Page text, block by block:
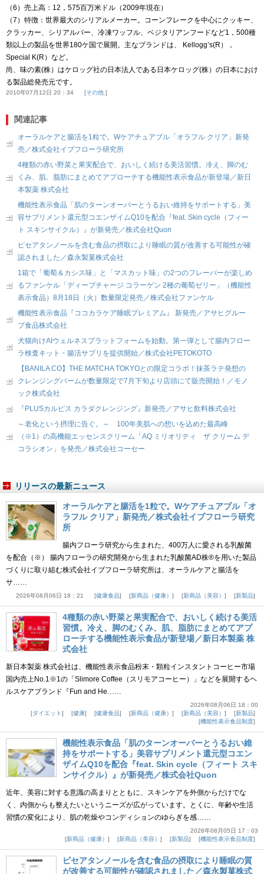
（6）売上高：12，575百万米ドル（2009年現在）
（7）特徴：世界最大のシリアルメーカー。コーンフレークを中心にクッキー、
クラッカー、シリアルバー、冷凍ワッフル、ベジタリアンフードなど1，500種
類以上の製品を世界180ケ国で展開。主なブランドは、 Kellogg’s(R），
Special K(R）など。
尚、味の素(株）はケロッグ社の日本法人である日本ケロッグ(株）の日本におけ
る製品総発売元です。
2010年07月12日 20：34 その他.
関連記事
オーラルケアと腸活を1粒で。Wケアチュアブル「オラフル クリア」新発
売／株式会社イブフローラ研究所
4種類の赤い野菜と果実配合で、おいしく続ける美活習慣。冷え、脚のむ
くみ、肌、脂肪にまとめてアプローチする機能性表示食品が新登場／新日
本製薬 株式会社
機能性表示食品「肌のターンオーバーとうるおい維持をサポートする」美
容サプリメント還元型コエンザイムQ10を配合『feat. Skin cycle（フィー
ト スキンサイクル）』が新発売／株式会社Quon
ピセアタンノールを含む食品の摂取により睡眠の質が改善する可能性が確
認されました／森永製菓株式会社
1箱で「葡萄＆カシス味」と「マスカット味」の2つのフレーバーが楽しめ
るファンケル「ディープチャージ コラーゲン 2種の葡萄ゼリー」（機能性
表示食品）8月18日（火）数量限定発売／株式会社ファンケル
機能性表示食品『ココカラケア睡眠プレミアム』 新発売／アサヒグルー
プ食品株式会社
犬猫向けAIウェルネスプラットフォームを始動。第一弾として腸内フロー
ラ検査キット・腸活サプリを提供開始／株式会社PETOKOTO
【BANILA CO】THE MATCHA TOKYOとの限定コラボ！抹茶ラテ発想の
クレンジングバームが数量限定で7月下旬より店頭にて販売開始！／モノ
ック株式会社
『PLUSカルピス カラダクレンジング』新発売／アサヒ飲料株式会社
～老化という摂理に告ぐ。～ 100年美肌への想いを込めた最高峰
（※1）の高機能エッセンスクリーム「AQ ミリオリティ ザ クリーム デ
コラシオン」を発売／株式会社コーセー
リリースの最新ニュース
オーラルケアと腸活を1粒で。Wケアチュアブル「オ
ラフル クリア」新発売／株式会社イブフローラ研究
所
腸内フローラ研究から生まれた、400万人に愛される乳酸菌
を配合（※） 腸内フローラの研究開発から生まれた乳酸菌AD株®を用いた製品
づくりに取り組む株式会社イブフローラ研究所は、オーラルケアと腸活を
サ……
2026年08月06日 18：21 健康食品 新商品（健康） 新商品（美容） 新製品
4種類の赤い野菜と果実配合で、おいしく続ける美活
習慣。冷え、脚のむくみ、肌、脂肪にまとめてアプ
ローチする機能性表示食品が新登場／新日本製薬 株
式会社
新日本製薬 株式会社は、機能性表示食品粉末・顆粒インスタントコーヒー市場
国内売上No.1※1の「Slimore Coffee（スリモアコーヒー）」などを展開するヘ
ルスケアブランド『Fun and He……
2026年08月06日 18：00
ダイエット
健康 健康食品 新商品（健康） 新商品（美容）
新製品
機能性表示食品制度
機能性表示食品「肌のターンオーバーとうるおい維
持をサポートする」美容サプリメント還元型コエン
ザイムQ10を配合『feat. Skin cycle（フィート スキ
ンサイクル）』が新発売／株式会社Quon
近年、美容に対する意識の高まりとともに、スキンケアを外側からだけでな
く、内側からも整えたいというニーズが広がっています。とくに、年齢や生活
習慣の変化により、肌の乾燥やコンディションのゆらぎを感……
2026年08月05日 17：03
新商品（健康）
新商品（美容） 新製品 機能性表示食品制度
ピセアタンノールを含む食品の摂取により睡眠の質
が改善する可能性が確認されました／森永製菓株式